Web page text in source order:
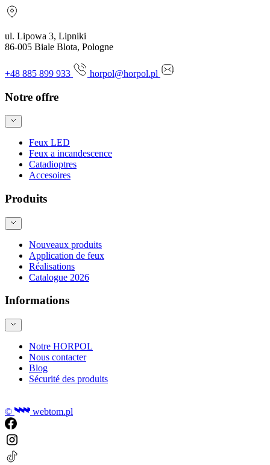
ul. Lipowa 3, Lipniki
86-005 Biale Blota, Pologne
+48 885 899 933 horpol@horpol.pl
Notre offre
Feux LED
Feux a incandescence
Catadioptres
Accesoires
Produits
Nouveaux produits
Application de feux
Réalisations
Catalogue 2026
Informations
Notre HORPOL
Nous contacter
Blog
Sécurité des produits
© webtom.pl